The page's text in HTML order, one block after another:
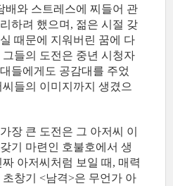
배와 스트레스에 찌들어 관
하려 했으며, 젊은 시절 갖
때문에 지워버린 꿈에 다
들의 도전은 중년 시청자
들에게도 공감대를 주었
들의 이미지까지 생겼으
장 큰 도전은 그 아저씨 이
기 마련인 호불호에서 생
아저씨처럼 보일 때, 매력
창기 <남격>은 무언가 아